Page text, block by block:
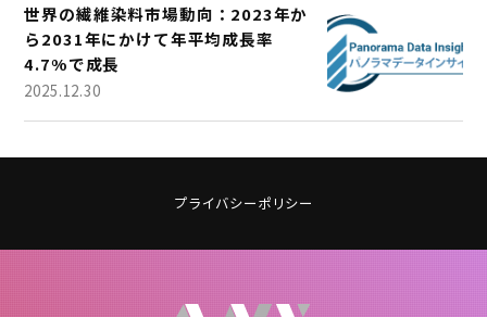
世界の繊維染料市場動向：2023年か
ら2031年にかけて年平均成長率
4.7%で成長
2025.12.30
プライバシーポリシー